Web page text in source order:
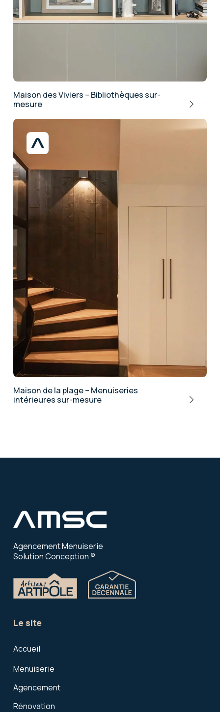
Maison des Viviers – Bibliothèques sur-
mesure
Maison de la plage – Menuiseries
intérieures sur-mesure
Agencement Menuiserie
Solution Conception ®
Le site
Accueil
Menuiserie
Agencement
Rénovation